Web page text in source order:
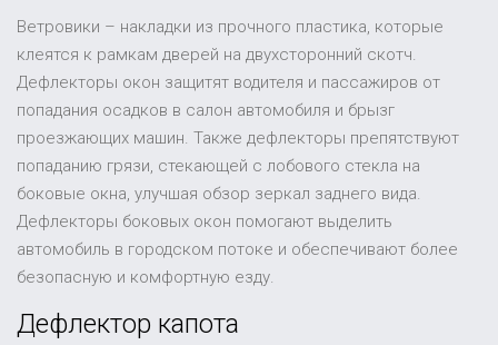
Ветровики – накладки из прочного пластика, которые
клеятся к рамкам дверей на двухсторонний скотч.
Дефлекторы окон защитят водителя и пассажиров от
попадания осадков в салон автомобиля и брызг
проезжающих машин. Также дефлекторы препятствуют
попаданию грязи, стекающей с лобового стекла на
боковые окна, улучшая обзор зеркал заднего вида.
Дефлекторы боковых окон помогают выделить
автомобиль в городском потоке и обеспечивают более
безопасную и комфортную езду.
Дефлектор капота